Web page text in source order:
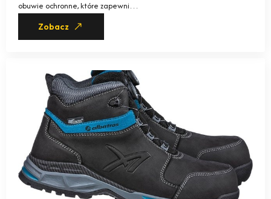
obuwie ochronne, które zapewni…
Zobacz